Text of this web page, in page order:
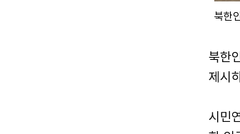
북한
북한
제시
시민